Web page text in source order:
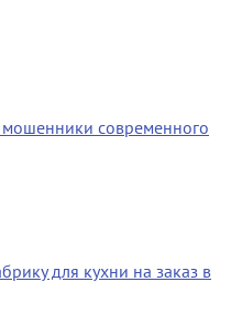
современного
для кухни на заказ в